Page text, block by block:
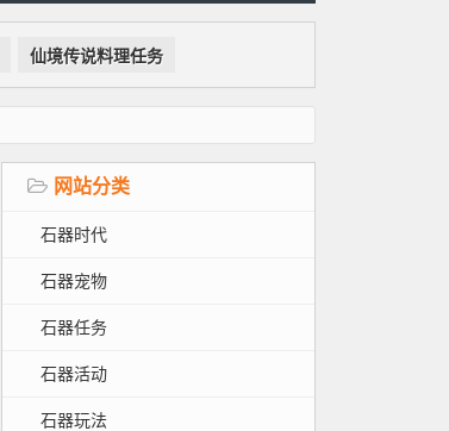
仙境传说料理任务
网站分类
石器时代
石器宠物
石器任务
石器活动
石器玩法